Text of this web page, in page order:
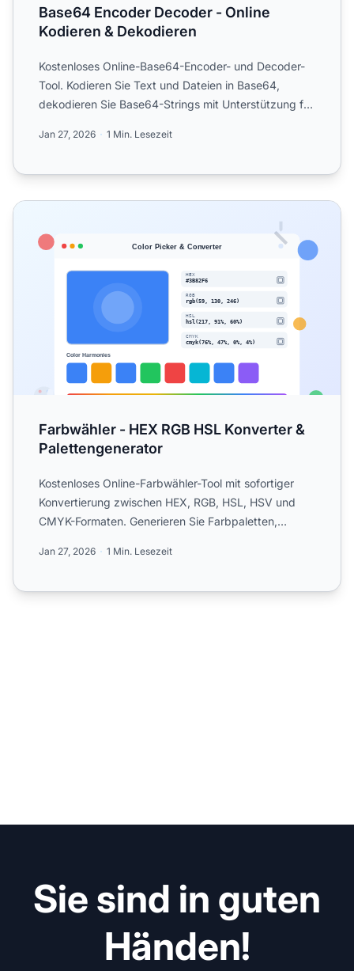
Base64 Encoder Decoder - Online
Kodieren & Dekodieren
Kostenloses Online-Base64-Encoder- und Decoder-
Tool. Kodieren Sie Text und Dateien in Base64,
dekodieren Sie Base64-Strings mit Unterstützung für
Jan 27, 2026 1 Min. Lesezeit
Farbwähler - HEX RGB HSL Konverter & Palettengenerator
Farbwähler - HEX RGB HSL Konverter &
Palettengenerator
Kostenloses Online-Farbwähler-Tool mit sofortiger
Konvertierung zwischen HEX, RGB, HSL, HSV und
CMYK-Formaten. Generieren Sie Farbpaletten,
Jan 27, 2026 1 Min. Lesezeit
Sie sind in guten
Händen!